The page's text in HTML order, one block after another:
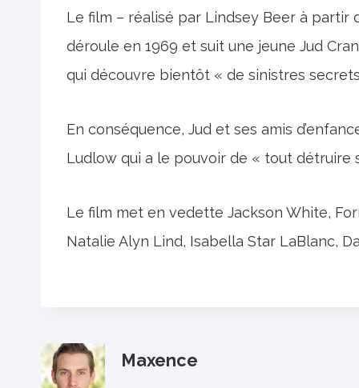
Le film – réalisé par Lindsey Beer à partir
déroule en 1969 et suit une jeune Jud
qui découvre bientôt « de sinistres
En conséquence, Jud et ses amis
Ludlow qui a le pouvoir de « tout détruire
Le film met en vedette Jackson White,
Natalie Alyn Lind, Isabella Star LaBlanc,
Maxence